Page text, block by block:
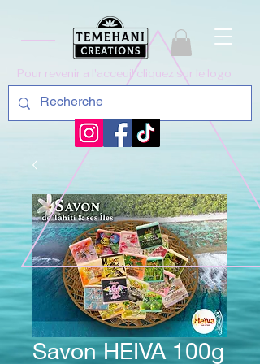
Pour revenir a l'acceuil cliquez sur le logo
Savon HEIVA 100g